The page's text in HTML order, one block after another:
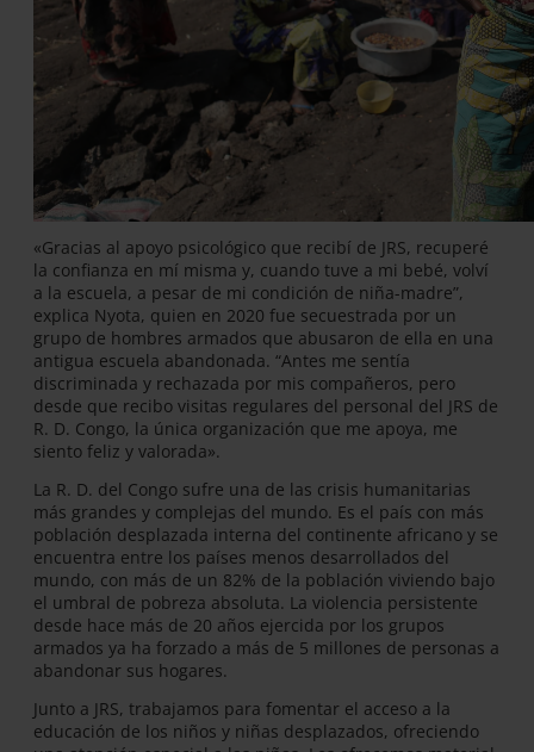
«Gracias al apoyo psicológico que recibí de JRS, recuperé
la confianza en mí misma y, cuando tuve a mi bebé, volví
a la escuela, a pesar de mi condición de niña-madre”,
explica Nyota, quien en 2020 fue secuestrada por un
grupo de hombres armados que abusaron de ella en una
antigua escuela abandonada. “Antes me sentía
discriminada y rechazada por mis compañeros, pero
desde que recibo visitas regulares del personal del JRS de
R. D. Congo, la única organización que me apoya, me
siento feliz y valorada».
La R. D. del Congo sufre una de las crisis humanitarias
más grandes y complejas del mundo. Es el país con más
población desplazada interna del continente africano y se
encuentra entre los países menos desarrollados del
mundo, con más de un 82% de la población viviendo bajo
el umbral de pobreza absoluta. La violencia persistente
desde hace más de 20 años ejercida por los grupos
armados ya ha forzado a más de 5 millones de personas a
abandonar sus hogares.
Junto a JRS, trabajamos para fomentar el acceso a la
educación de los niños y niñas desplazados, ofreciendo